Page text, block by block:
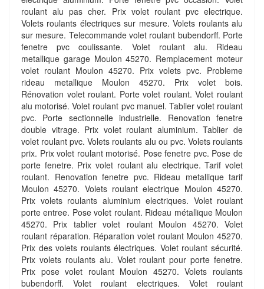
roulant alu pas cher. Prix volet roulant pvc electrique.
Volets roulants électriques sur mesure. Volets roulants alu
sur mesure. Telecommande volet roulant bubendorff. Porte
fenetre pvc coulissante. Volet roulant alu. Rideau
metallique garage Moulon 45270. Remplacement moteur
volet roulant Moulon 45270. Prix volets pvc. Probleme
rideau metallique Moulon 45270. Prix volet bois.
Rénovation volet roulant. Porte volet roulant. Volet roulant
alu motorisé. Volet roulant pvc manuel. Tablier volet roulant
pvc. Porte sectionnelle industrielle. Renovation fenetre
double vitrage. Prix volet roulant aluminium. Tablier de
volet roulant pvc. Volets roulants alu ou pvc. Volets roulants
prix. Prix volet roulant motorisé. Pose fenetre pvc. Pose de
porte fenetre. Prix volet roulant alu electrique. Tarif volet
roulant. Renovation fenetre pvc. Rideau metallique tarif
Moulon 45270. Volets roulant electrique Moulon 45270.
Prix volets roulants aluminium electriques. Volet roulant
porte entree. Pose volet roulant. Rideau métallique Moulon
45270. Prix tablier volet roulant Moulon 45270. Volet
roulant réparation. Réparation volet roulant Moulon 45270.
Prix des volets roulants électriques. Volet roulant sécurité.
Prix volets roulants alu. Volet roulant pour porte fenetre.
Prix pose volet roulant Moulon 45270. Volets roulants
bubendorff. Volet roulant electriques. Volet roulant